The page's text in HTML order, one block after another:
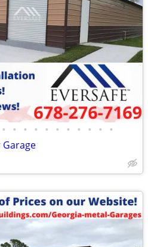
• • • • • • • • • • •
Garage